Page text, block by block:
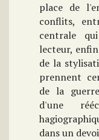
place de
conflits,
centrale
lecteur,
de la
prennent
de la
d'une
dans un